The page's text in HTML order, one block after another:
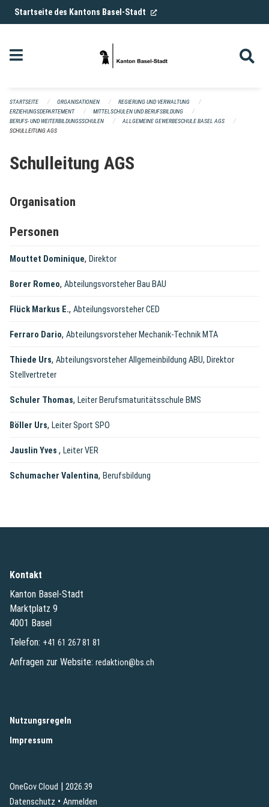
Navigation überspringen
Startseite des Kantons Basel-Stadt (External Link)
STARTSEITE ORGANISATIONEN
REGIERUNG UND VERWALTUNG
ERZIEHUNGSDEPARTEMENT
MITTELSCHULEN UND BERUFSBILDUNG
BERUFS- UND WEITERBILDUNGSSCHULEN
ALLGEMEINE GEWERBESCHULE BASEL AGS
SCHULLEITUNG AGS
Schulleitung AGS
Organisation
Personen
Mouttet Dominique, Direktor
Borer Romeo, Abteilungsvorsteher Bau BAU
Flück Markus E., Abteilungsvorsteher CED
Ferraro Dario, Abteilungsvorsteher Mechanik-Technik MTA
Thiede Urs, Abteilungsvorsteher Allgemeinbildung ABU, Direktor
Stellvertreter
Schuler Thomas, Leiter Berufsmaturitätsschule BMS
Böller Urs, Leiter Sport SPO
Jauslin Yves , Leiter VER
Schumacher Valentina, Berufsbildung
Kontakt
Kanton Basel-Stadt
Marktplatz 9
4001 Basel
Telefon: +41 61 267 81 81
Anfragen zur Website: redaktion@bs.ch
Nutzungsregeln
Impressum
OneGov Cloud (External Link)
| 2026.39
Datenschutz (External Link)
Anmelden